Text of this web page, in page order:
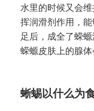
水里的时候又会
挥润滑剂作用，
足后，成全了蝾
蝾螈皮肤上的腺体
蜥蜴以什么为